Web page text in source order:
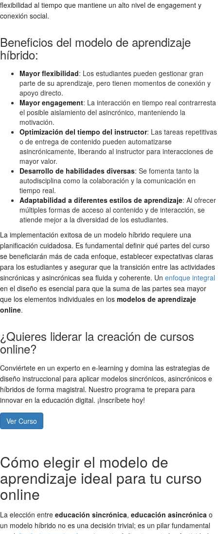
flexibilidad al tiempo que mantiene un alto nivel de engagement y
conexión social.
Beneficios del modelo de aprendizaje
híbrido:
Mayor flexibilidad: Los estudiantes pueden gestionar gran
parte de su aprendizaje, pero tienen momentos de conexión y
apoyo directo.
Mayor engagement: La interacción en tiempo real contrarresta
el posible aislamiento del asincrónico, manteniendo la
motivación.
Optimización del tiempo del instructor: Las tareas repetitivas
o de entrega de contenido pueden automatizarse
asincrónicamente, liberando al instructor para interacciones de
mayor valor.
Desarrollo de habilidades diversas: Se fomenta tanto la
autodisciplina como la colaboración y la comunicación en
tiempo real.
Adaptabilidad a diferentes estilos de aprendizaje: Al ofrecer
múltiples formas de acceso al contenido y de interacción, se
atiende mejor a la diversidad de los estudiantes.
La implementación exitosa de un modelo híbrido requiere una
planificación cuidadosa. Es fundamental definir qué partes del curso
se beneficiarán más de cada enfoque, establecer expectativas claras
para los estudiantes y asegurar que la transición entre las actividades
sincrónicas y asincrónicas sea fluida y coherente. Un enfoque integral
en el diseño es esencial para que la suma de las partes sea mayor
que los elementos individuales en los modelos de aprendizaje
online.
¿Quieres liderar la creación de cursos
online?
Conviértete en un experto en e-learning y domina las estrategias de
diseño instruccional para aplicar modelos sincrónicos, asincrónicos e
híbridos de forma magistral. Nuestro programa te prepara para
innovar en la educación digital. ¡Inscríbete hoy!
Ver Curso
Cómo elegir el modelo de
aprendizaje ideal para tu curso
online
La elección entre educación sincrónica, educación asincrónica o
un modelo híbrido no es una decisión trivial; es un pilar fundamental